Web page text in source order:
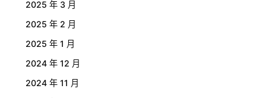
2025 年 3 月
2025 年 2 月
2025 年 1 月
2024 年 12 月
2024 年 11 月